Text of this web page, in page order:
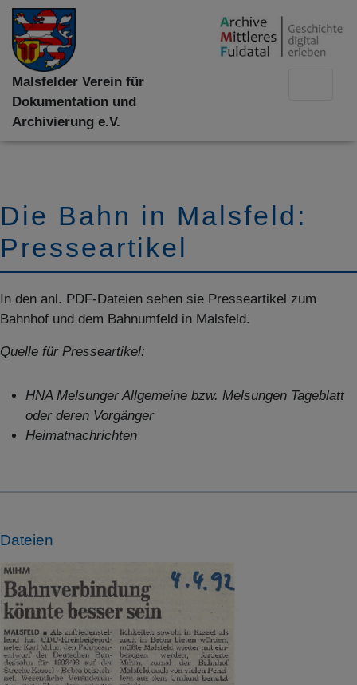
Malsfelder Verein für
Dokumentation und
Archivierung e.V.
Die Bahn in Malsfeld:
Presseartikel
In den anl. PDF-Dateien sehen sie Presseartikel zum
Bahnhof und dem Bahnumfeld in Malsfeld.
Quelle für Presseartikel:
HNA Melsunger Allgemeine bzw. Melsungen Tageblatt
oder deren Vorgänger
Heimatnachrichten
Dateien